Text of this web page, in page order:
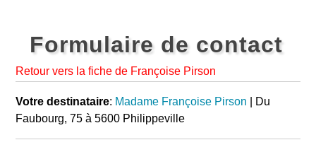
Formulaire de contact
Retour vers la fiche de Françoise Pirson
Votre destinataire: Madame Françoise Pirson | Du
Faubourg, 75 à 5600 Philippeville